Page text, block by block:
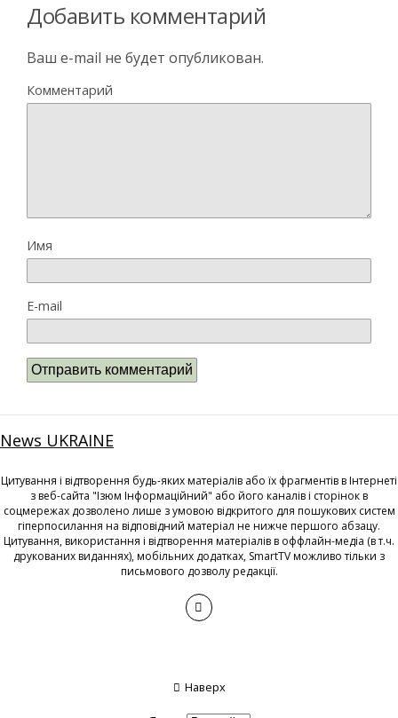
Добавить комментарий
Ваш e-mail не будет опубликован.
Комментарий
Имя
E-mail
News UKRAINE
Цитування і відтворення будь-яких матеріалів або їх фрагментів в Інтернеті
з веб-сайта "Ізюм Інформаційний" або його каналів і сторінок в
соцмережах дозволено лише з умовою відкритого для пошукових систем
гіперпосилання на відповідний матеріал не нижче першого абзацу.
Цитування, використання і відтворення матеріалів в оффлайн-медіа (в т.ч.
друкованих виданнях), мобільних додатках, SmartTV можливо тільки з
письмового дозволу редакції.
Наверх